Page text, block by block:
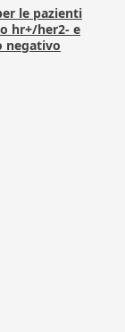
le pazienti
hr+/her2- e
negativo